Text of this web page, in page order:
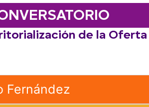
Fernández
de la